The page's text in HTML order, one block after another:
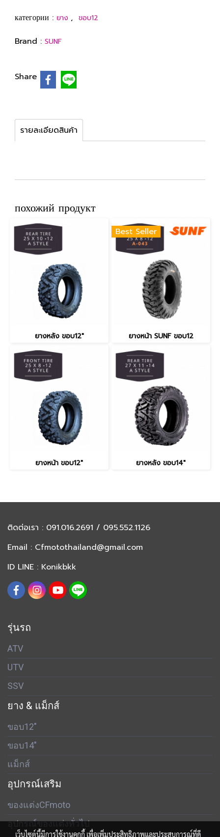
категории : ยาง , ขอบ12
Brand : SUNF
Share
รายละเอียดสินค้า
похожий продукт
ยางหลัง ขอบ12"
Best Seller
ยางหน้า SUNF ขอบ12
ยางหน้า ขอบ12" ยางหลัง ขอบ14"
ติดต่อเรา : 091.016.2691 / 095.552.1126
Email : Cfmotothailand@gmail.com
ID LINE : Konikbkk
รุ่นรถ
ATV
UTV
SSV
ยาง & แม็กส์
ขอบ12"
ขอบ14"
แม็กส์
อุปกรณ์เสริม
ของแต่งCFmoto
อุปกรณ์ของแต่งทั่วไป
เว็บไซต์นี้มีการใช้งานคุกกี้ เพื่อเพิ่มประสิทธิภาพและประสบการณ์ที่ดี